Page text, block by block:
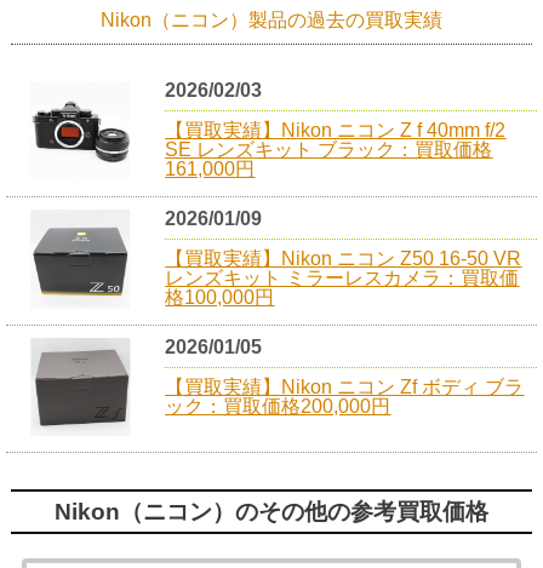
Nikon（ニコン）製品の過去の買取実績
2026/02/03
【買取実績】Nikon ニコン Z f 40mm f/2
SE レンズキット ブラック：買取価格
161,000円
2026/01/09
【買取実績】Nikon ニコン Z50 16-50 VR
レンズキット ミラーレスカメラ：買取価
格100,000円
2026/01/05
【買取実績】Nikon ニコン Zf ボディ ブラ
ック：買取価格200,000円
Nikon（ニコン）のその他の参考買取価格